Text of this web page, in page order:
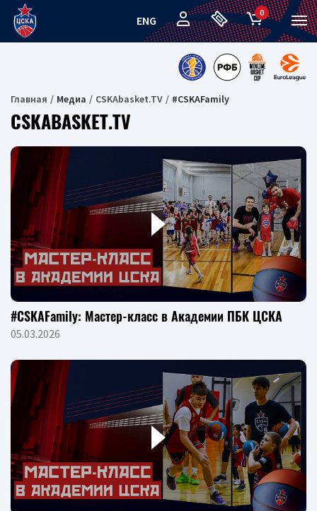
ENG
0
Главная Медиа CSKAbasket.TV #CSKAFamily
CSKABASKET.TV
#CSKAFamily: Мастер-класс в Академии ПБК ЦСКА
05.03.2026